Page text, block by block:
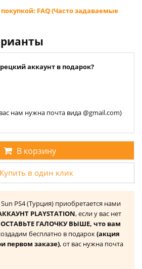
FAQ (Часто задаваемые
аккаунт в подарок?
нам нужна почта вида @gmail.com)
В корзину
Купить в один клик
PS4 (Турция) приобретается нами
PLAYSTATION, если у вас нет
ГАЛОЧКУ ВЫШЕ, что вам
бесплатно в подарок(акция
первом заказе), от вас нужна почта